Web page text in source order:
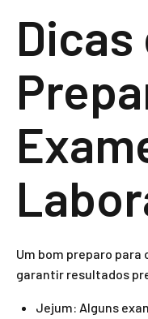
Dicas
Um bom preparo para
garantir resultados
Jejum: Alguns